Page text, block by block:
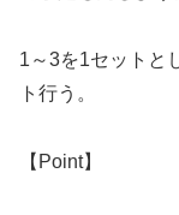
1～3を1セットと
ト行う。
【Point】